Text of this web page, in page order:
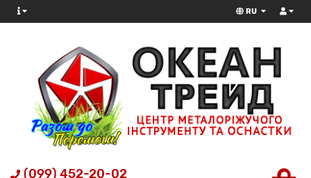
RU
(099) 452-20-02